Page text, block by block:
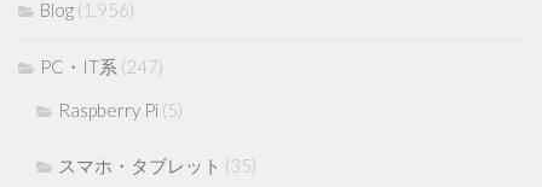
Blog (1,956)
PC・IT系 (247)
Raspberry Pi (5)
スマホ・タブレット (35)